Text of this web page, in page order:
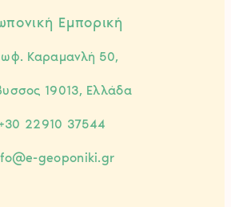
Εμπορική
Καραμανλή 50,
19013, Ελλάδα
+30 22910 37544
geoponiki.gr